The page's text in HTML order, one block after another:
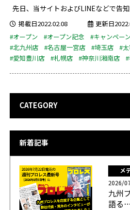
先日、当サイトおよびLINEなどで告知
掲載日2022.02.08
更新日
#オープン
#オープン記念 #キャンペーン
#北九州店
#名古屋一宮店 #埼玉店
#
#愛知豊川店
#札幌店 #神奈川湘南店
CATEGORY
新着記事
メ
2026/
九州
語る…